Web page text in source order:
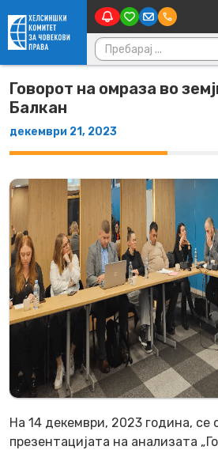
Skip to content
Пребарувај за:
Говорот на омраза во
Балкан
декември 21, 2023
На 14 декември, 2023 година, се
презентацијата на анализата